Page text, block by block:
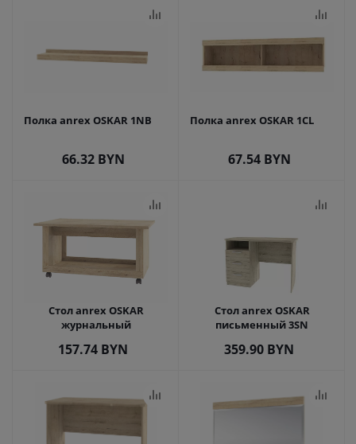
Полка anrex OSKAR 1NB
66.32BYN
Полка anrex OSKAR 1CL
67.54BYN
Стол anrex OSKAR
журнальный
157.74 BYN
Стол anrex OSKAR
письменный 3SN
359.90 BYN